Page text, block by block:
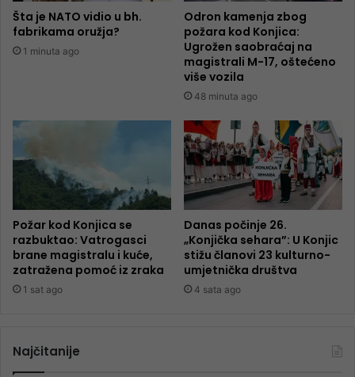
Šta je NATO vidio u bh.
fabrikama oružja?
1 minuta ago
Odron kamenja zbog
požara kod Konjica:
Ugrožen saobraćaj na
magistrali M-17, oštećeno
više vozila
48 minuta ago
Požar kod Konjica se
razbuktao: Vatrogasci
brane magistralu i kuće,
zatražena pomoć iz zraka
1 sat ago
Danas počinje 26.
„Konjička sehara”: U Konjic
stižu članovi 23 kulturno-
umjetnička društva
4 sata ago
Najčitanije